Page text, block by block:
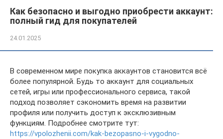
Как безопасно и выгодно приобрести аккаунт:
полный гид для покупателей
24.01.2025
В современном мире покупка аккаунтов становится всё
более популярной. Будь то аккаунт для социальных
сетей, игры или профессионального сервиса, такой
подход позволяет сэкономить время на развитии
профиля или получить доступ к эксклюзивным
функциям. Подробнее смотрите тут:
https://vpolozhenii.com/kak-bezopasno-i-vygodno-